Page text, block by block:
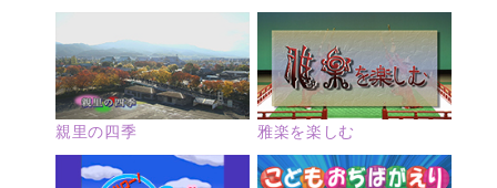
親里の四季 雅楽を楽しむ